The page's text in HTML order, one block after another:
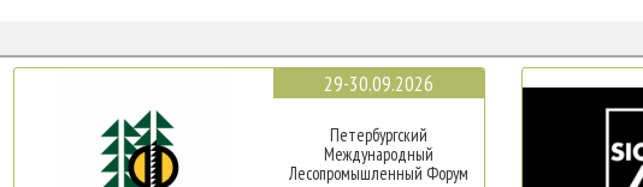
29-30.09.2026
Петербургский
Международный
Лесопромышленный Форум